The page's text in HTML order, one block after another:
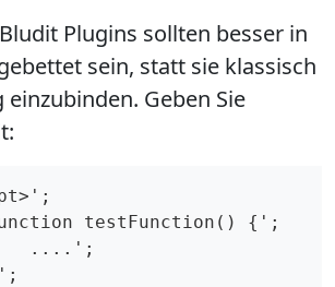
Plugins sollten besser in
sein, statt sie klassisch
einzubinden. Geben Sie
testFunction() {';
....';